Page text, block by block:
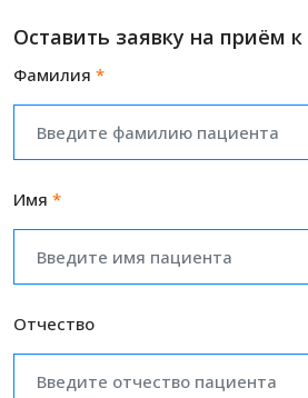
Оставить заявку на приём к
Фамилия *
Имя *
Отчество